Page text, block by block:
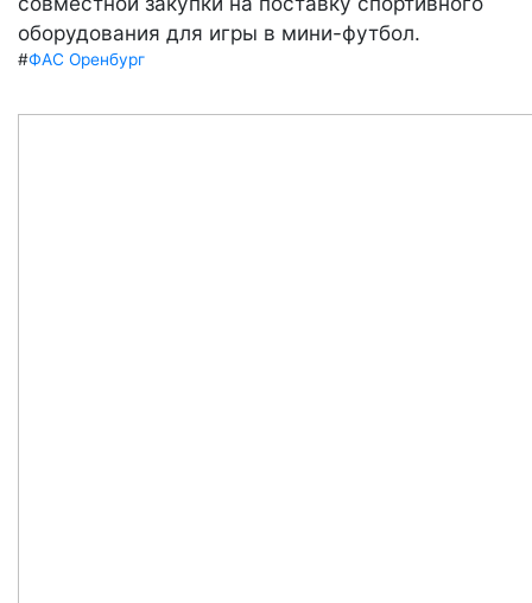
оборудования для игры в мини-футбол.
#ФАС Оренбург